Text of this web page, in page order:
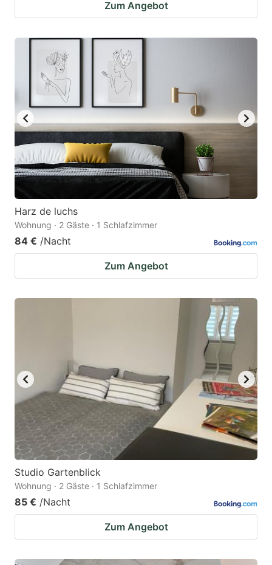
Zum Angebot
Harz de luchs
Wohnung · 2 Gäste · 1 Schlafzimmer
84 € /Nacht
Zum Angebot
Studio Gartenblick
Wohnung · 2 Gäste · 1 Schlafzimmer
85 € /Nacht
Zum Angebot